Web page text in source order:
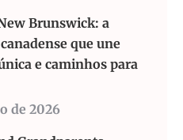
Brunswick: a
que une
e caminhos para
de 2026